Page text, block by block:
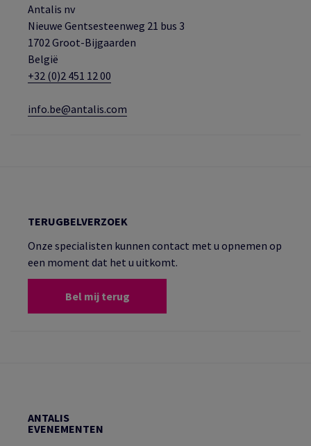
Antalis nv
Nieuwe Gentsesteenweg 21 bus 3
1702 Groot-Bijgaarden
België
+32 (0)2 451 12 00
info.be@antalis.com
TERUGBELVERZOEK
Onze specialisten kunnen contact met u opnemen op
een moment dat het u uitkomt.
Bel mij terug
ANTALIS
EVENEMENTEN